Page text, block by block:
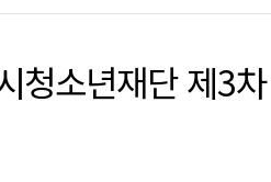
청소년재단 제3